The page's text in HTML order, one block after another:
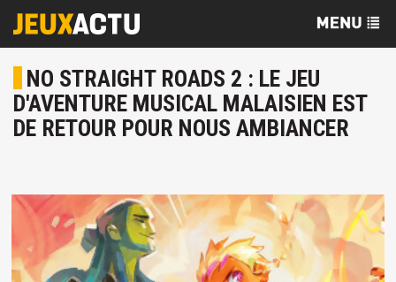
NO STRAIGHT ROADS 2 : LE JEU
D'AVENTURE MUSICAL MALAISIEN EST
DE RETOUR POUR NOUS AMBIANCER